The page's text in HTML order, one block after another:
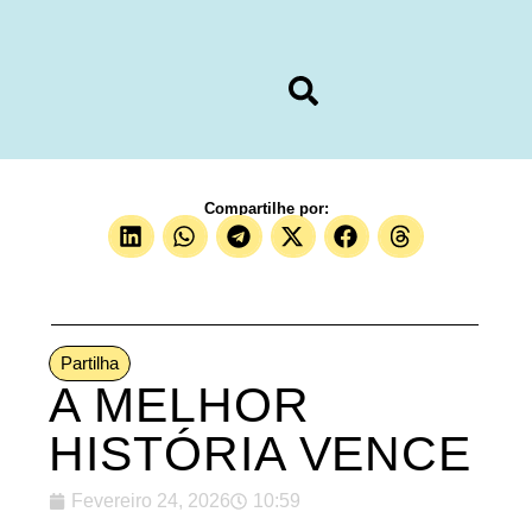
Compartilhe por:
Partilha
A MELHOR
HISTÓRIA VENCE
Fevereiro 24, 2026 10:59